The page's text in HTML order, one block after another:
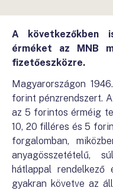
A következőkben
érméket az MNB
fizetőeszközre.
Magyarországon
forint pénzrendszert.
az 5 forintos érméig
10, 20 filléres és 5
forgalomban,
anyagösszetételű,
hátlappal rendelkező
gyakran követve az